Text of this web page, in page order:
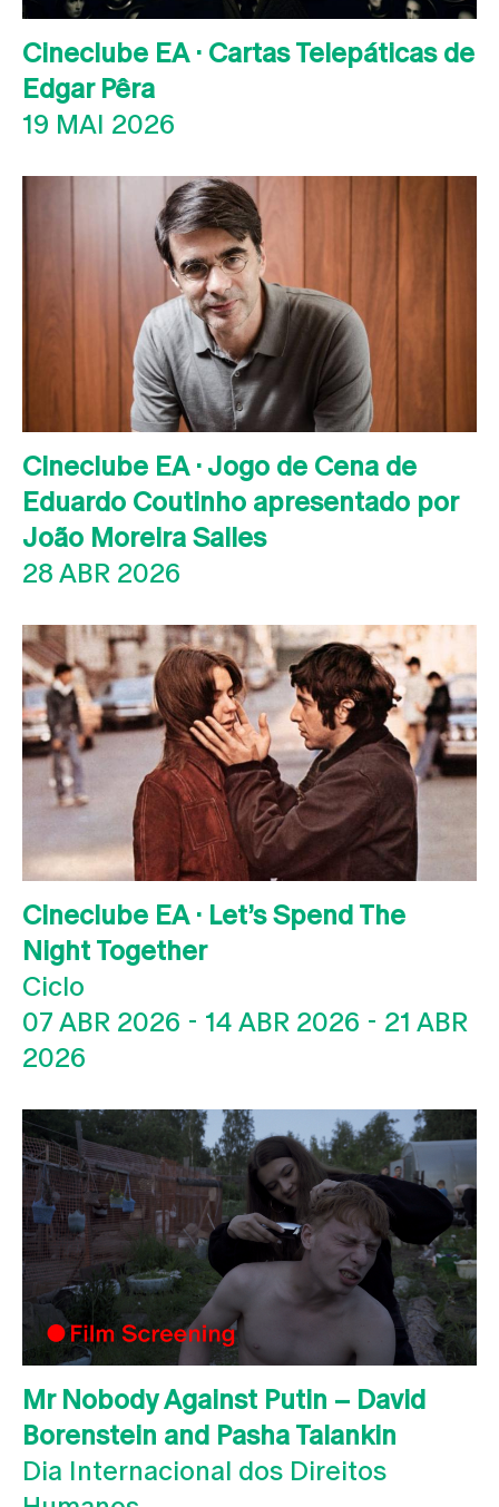
Cineclube EA · Cartas Telepáticas de
Edgar Pêra
19 MAI 2026
Cineclube EA · Jogo de Cena de
Eduardo Coutinho apresentado por
João Moreira Salles
28 ABR 2026
Cineclube EA · Let’s Spend The
Night Together
Ciclo
07 ABR 2026 - 14 ABR 2026 - 21 ABR
2026
Mr Nobody Against Putin – David
Borenstein and Pasha Talankin
Dia Internacional dos Direitos